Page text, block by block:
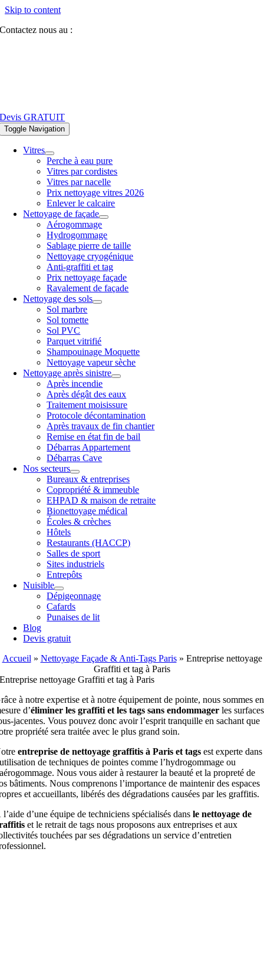
Skip to content
Contactez nous au :
Devis GRATUIT
Toggle Navigation
Vitres
Perche à eau pure
Vitres par cordistes
Vitres par nacelle
Prix nettoyage vitres 2026
Enlever le calcaire
Nettoyage de façade
Aérogommage
Hydrogommage
Sablage pierre de taille
Nettoyage cryogénique
Anti-graffiti et tag
Prix nettoyage façade
Ravalement de façade
Nettoyage des sols
Sol marbre
Sol tomette
Sol PVC
Parquet vitrifié
Shampouinage Moquette
Nettoyage vapeur sèche
Nettoyage après sinistre
Après incendie
Après dégât des eaux
Traitement moisissure
Protocole décontamination
Après travaux de fin chantier
Remise en état fin de bail
Débarras Appartement
Débarras Cave
Nos secteurs
Bureaux & entreprises
Copropriété & immeuble
EHPAD & maison de retraite
Bionettoyage médical
Écoles & crèches
Hôtels
Restaurants (HACCP)
Salles de sport
Sites industriels
Entrepôts
Nuisible
Dépigeonnage
Cafards
Punaises de lit
Blog
Devis gratuit
Accueil » Nettoyage Façade & Anti-Tags Paris» Entreprise nettoyage
Graffiti et tag à Paris
Entreprise nettoyage Graffiti et tag à Paris
à notre expertise et à notre équipement de pointe, nous sommes en
d’éliminer les graffiti et les tags sans endommager les surfaces
jacentes. Vous pouvez donc avoir l’esprit tranquille en sachant que
propriété sera traitée avec le plus grand soin.
entreprise de nettoyage graffitis à Paris et tags est experte dans
de techniques de pointes comme l’hydrogommage ou
Nous vous aider à restaurer la beauté et la propreté de
bâtiments. Nous comprenons l’importance de maintenir des espaces
et accueillants, libérés des dégradations causées par les graffitis.
l’aide d’une équipe de techniciens spécialisés dansle nettoyage de
et le retrait de tags nous proposons aux entreprises et aux
touchées par ses dégradations un service d’entretien